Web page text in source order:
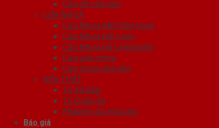
Cửa gỗ nhà tắm
CỬA NHỰA
Cửa Nhựa ABS Hàn Quốc
Cửa Nhựa Đài Loan
Cửa Nhựa Gỗ Composite
Cửa vòm nhựa
Cửa nhựa nhà tắm
NỘI THẤT
Tủ Kệ Bếp
Tủ Quần Áo
Phụ kiện cửa nhà tắm
Báo giá